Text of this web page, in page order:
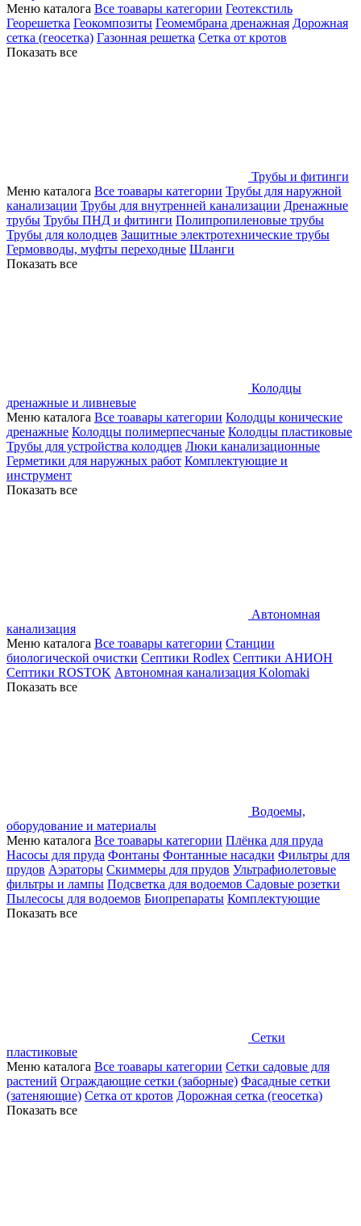
Меню каталога Все тоавары категории Геотекстиль
Георешетка Геокомпозиты Геомембрана дренажная Дорожная
сетка (геосетка) Газонная решетка Сетка от кротов
Показать все
Трубы и фитинги
Меню каталога Все тоавары категории Трубы для наружной
канализации Трубы для внутренней канализации Дренажные
трубы Трубы ПНД и фитинги Полипропиленовые трубы
Трубы для колодцев Защитные электротехнические трубы
Гермовводы, муфты переходные Шланги
Показать все
Колодцы
дренажные и ливневые
Меню каталога Все тоавары категории Колодцы конические
дренажные Колодцы полимерпесчаные Колодцы пластиковые
Трубы для устройства колодцев Люки канализационные
Герметики для наружных работ Комплектующие и
инструмент
Показать все
Автономная
канализация
Меню каталога Все тоавары категории Станции
биологической очистки Септики Rodlex Септики АНИОН
Септики ROSTOK Автономная канализация Kolomaki
Показать все
Водоемы,
оборудование и материалы
Меню каталога Все тоавары категории Плёнка для пруда
Насосы для пруда Фонтаны Фонтанные насадки Фильтры для
прудов Аэраторы Скиммеры для прудов Ультрафиолетовые
фильтры и лампы Подсветка для водоемов Садовые розетки
Пылесосы для водоемов Биопрепараты Комплектующие
Показать все
Сетки
пластиковые
Меню каталога Все тоавары категории Сетки садовые для
растений Ограждающие сетки (заборные) Фасадные сетки
(затеняющие) Сетка от кротов Дорожная сетка (геосетка)
Показать все